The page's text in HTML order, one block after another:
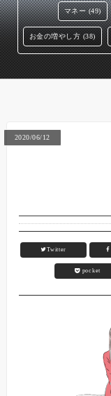
マネー (49)
お金の増やし方 (38)
2020/06/12
Twitter
pocket